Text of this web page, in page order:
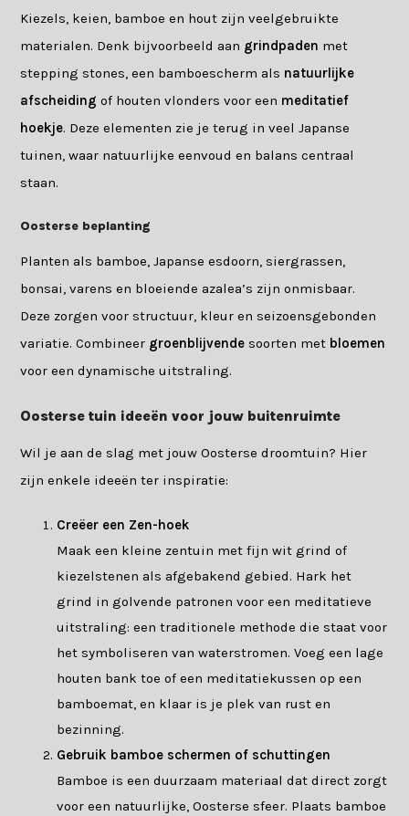
Kiezels, keien, bamboe en hout zijn veelgebruikte
materialen. Denk bijvoorbeeld aan grindpaden met
stepping stones, een bamboescherm als natuurlijke
afscheiding of houten vlonders voor een meditatief
hoekje. Deze elementen zie je terug in veel Japanse
tuinen, waar natuurlijke eenvoud en balans centraal
staan.
Oosterse beplanting
Planten als bamboe, Japanse esdoorn, siergrassen,
bonsai, varens en bloeiende azalea’s zijn onmisbaar.
Deze zorgen voor structuur, kleur en seizoensgebonden
variatie. Combineer groenblijvende soorten met bloemen
voor een dynamische uitstraling.
Oosterse tuin ideeën voor jouw buitenruimte
Wil je aan de slag met jouw Oosterse droomtuin? Hier
zijn enkele ideeën ter inspiratie:
Creëer een Zen-hoek
Maak een kleine zentuin met fijn wit grind of
kiezelstenen als afgebakend gebied. Hark het
grind in golvende patronen voor een meditatieve
uitstraling: een traditionele methode die staat voor
het symboliseren van waterstromen. Voeg een lage
houten bank toe of een meditatiekussen op een
bamboemat, en klaar is je plek van rust en
bezinning.
Gebruik bamboe schermen of schuttingen
Bamboe is een duurzaam materiaal dat direct zorgt
voor een natuurlijke, Oosterse sfeer. Plaats bamboe